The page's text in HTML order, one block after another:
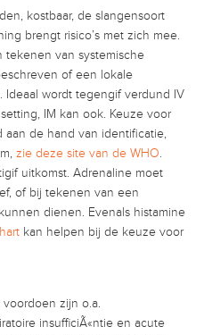
kostbaar, de slangensoort
brengt risico’s met zich mee.
tekenen van systemische
of een lokale
Ideaal wordt tegengif verdund IV
IM kan ook. Keuze voor
aan de hand van identificatie,
zie deze site van de WHO.
uitkomst. Adrenaline moet
of bij tekenen van een
dienen. Evenals histamine
kan helpen bij de keuze voor
zijn o.a.
insufficiÃ«ntie en acute